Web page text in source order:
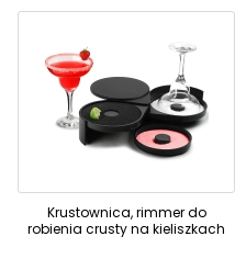
Krustownica, rimmer do
robienia crusty na kieliszkach